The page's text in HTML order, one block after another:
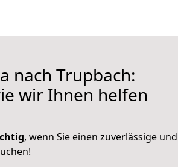
nach Trupbach:
wir Ihnen helfen
, wenn Sie einen zuverlässige und